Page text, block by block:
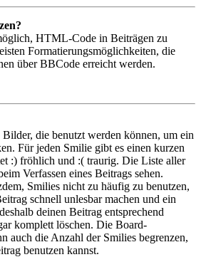
HTML-Code in Beiträgen zu
Formatierungsmöglichkeiten, die
über BBCode erreicht werden.
die benutzt werden können, um ein
Für jeden Smilie gibt es einen kurzen
:) fröhlich und :( traurig. Die Liste aller
Verfassen eines Beitrags sehen.
Smilies nicht zu häufig zu benutzen,
schnell unlesbar machen und ein
deinen Beitrag entsprechend
komplett löschen. Die Board-
auch die Anzahl der Smilies begrenzen,
benutzen kannst.